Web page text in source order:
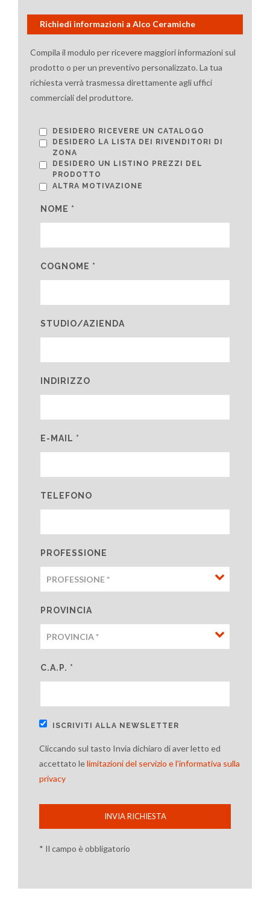
Richiedi informazioni a Alco Ceramiche
Compila il modulo per ricevere maggiori informazioni sul
prodotto o per un preventivo personalizzato. La tua
richiesta verrà trasmessa direttamente agli uffici
commerciali del produttore.
DESIDERO RICEVERE UN CATALOGO
DESIDERO LA LISTA DEI RIVENDITORI DI
ZONA
DESIDERO UN LISTINO PREZZI DEL
PRODOTTO
ALTRA MOTIVAZIONE
NOME *
COGNOME *
STUDIO/AZIENDA
INDIRIZZO
E-MAIL *
TELEFONO
PROFESSIONE
PROVINCIA
C.A.P. *
ISCRIVITI ALLA NEWSLETTER
Cliccando sul tasto Invia dichiaro di aver letto ed
accettato lelimitazioni del servizio e l'informativa sulla
privacy
INVIA RICHIESTA
* Il campo è obbligatorio